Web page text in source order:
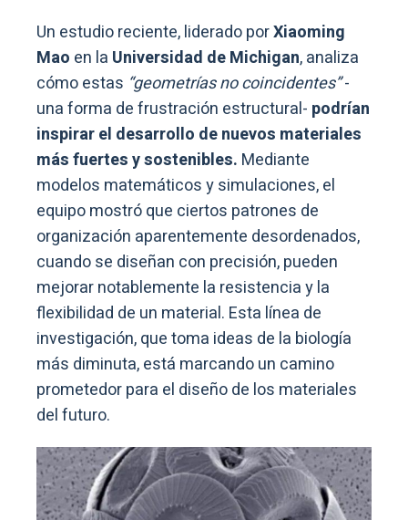
Un estudio reciente, liderado porXiaoming
Mao en la Universidad de Michigan, analiza
cómo estas “geometrías no coincidentes”-
una forma de frustración estructural- podrían
inspirar el desarrollo de nuevos materiales
más fuertes y sostenibles. Mediante
modelos matemáticos y simulaciones, el
equipo mostró que ciertos patrones de
organización aparentemente desordenados,
cuando se diseñan con precisión, pueden
mejorar notablemente la resistencia y la
flexibilidad de un material. Esta línea de
investigación, que toma ideas de la biología
más diminuta, está marcando un camino
prometedor para el diseño de los materiales
del futuro.